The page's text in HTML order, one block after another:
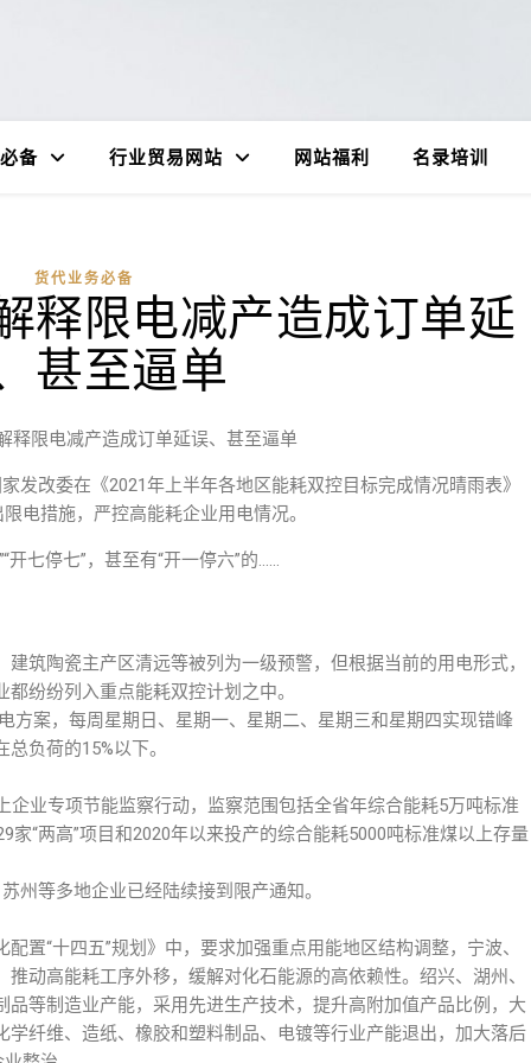
备 行业贸易网站 网站福利 名录培训
货代业务必备
释限电减产造成订单延
甚至逼单
释限电减产造成订单延误、甚至逼单
发改委在《2021年上半年各地区能耗双控目标完成情况晴雨表》
电措施，严控高能耗企业用电情况。
七停七”，甚至有“开一停六”的……
筑陶瓷主产区清远等被列为一级预警，但根据当前的用电形式，
纷纷列入重点能耗双控计划之中。
方案，每周星期日、星期一、星期二、星期三和星期四实现错峰
负荷的15%以下。
业专项节能监察行动，监察范围包括全省年综合能耗5万吨标准
“两高”项目和2020年以来投产的综合能耗5000吨标准煤以上存量
州等多地企业已经陆续接到限产通知。
置“十四五”规划》中，要求加强重点用能地区结构调整，宁波、
动高能耗工序外移，缓解对化石能源的高依赖性。绍兴、湖州、
等制造业产能，采用先进生产技术，提升高附加值产品比例，大
纤维、造纸、橡胶和塑料制品、电镀等行业产能退出，加大落后